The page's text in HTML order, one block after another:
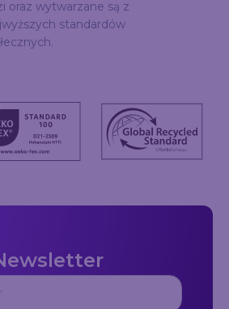
oraz wytwarzane są z
standardów